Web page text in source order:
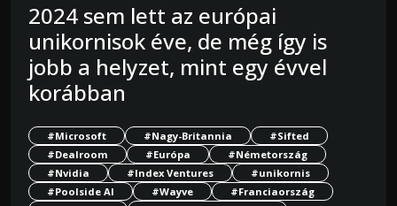
2024 sem lett az európai
unikornisok éve, de még így is
jobb a helyzet, mint egy évvel
korábban
#Microsoft #Nagy-Britannia
#Sifted
#Dealroom
#Európa
#Németország
#Nvidia
#Index Ventures
#unikornis
#Poolside AI
#Wayve
#Franciaország